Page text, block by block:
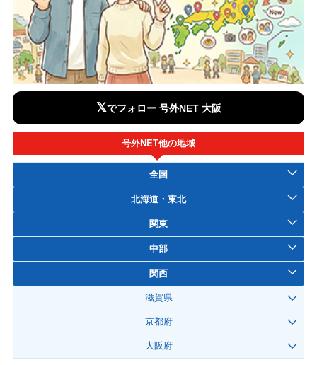
𝕏でフォロー 号外NET 大阪
号外NET他の地域
全国
北海道・東北
関東
中部
関西
滋賀県
京都府
大阪府